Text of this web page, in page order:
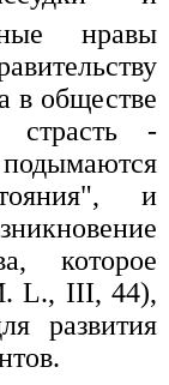
нравы
в обществе
страсть -
и
которое
L., III, 44),
развития